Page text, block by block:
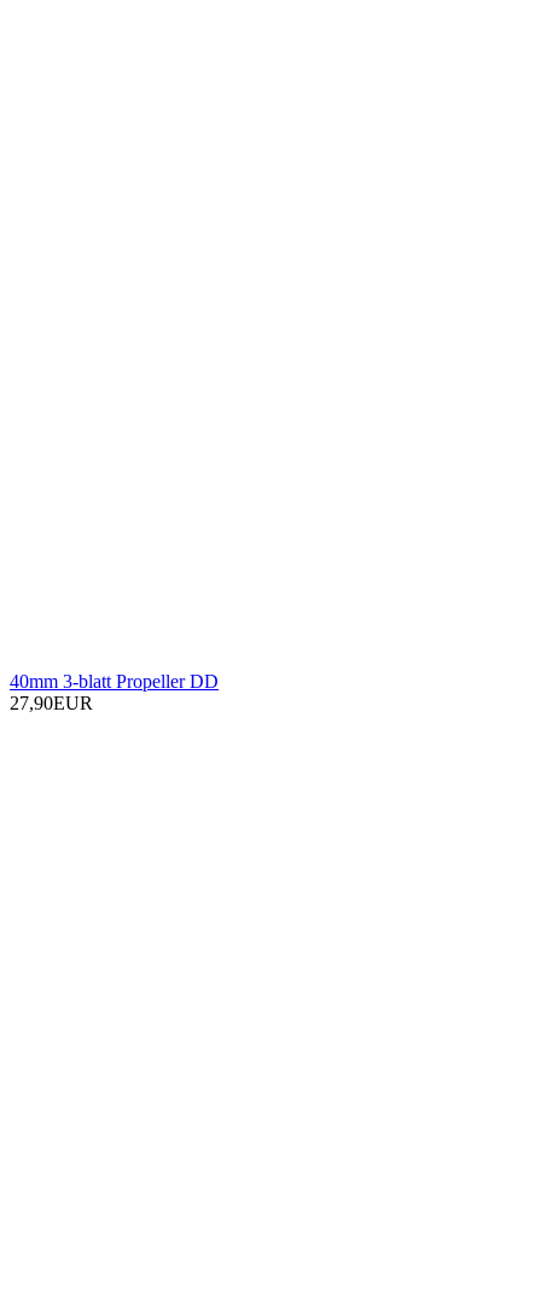
40mm 3-blatt Propeller DD
27,90EUR